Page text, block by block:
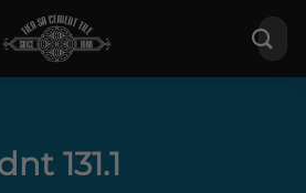
Tìm
kiếm:
131.1